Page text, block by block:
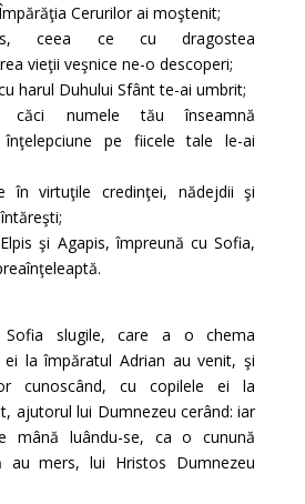
Cerurilor ai moştenit;
ceea ce cu dragostea
vieţii veşnice ne-o descoperi;
harul Duhului Sfânt te-ai umbrit;
căci numele tău înseamnă
pe fiicele tale le-ai
în virtuţile credinţei, nădejdii şi
şi Agapis, împreună cu Sofia,
Sofia slugile, care a o chema
la împăratul Adrian au venit, şi
cunoscând, cu copilele ei la
ajutorul lui Dumnezeu cerând: iar
mână luându-se, ca o cunună
au mers, lui Hristos Dumnezeu